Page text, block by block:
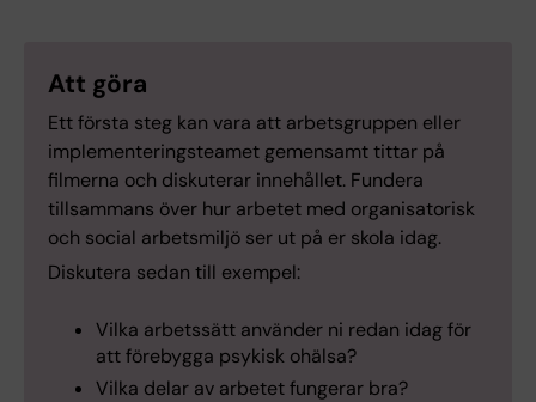
Att göra
Ett första steg kan vara att arbetsgruppen eller
implementeringsteamet gemensamt tittar på
filmerna och diskuterar innehållet. Fundera
tillsammans över hur arbetet med organisatorisk
och social arbetsmiljö ser ut på er skola idag.
Diskutera sedan till exempel:
Vilka arbetssätt använder ni redan idag för
att förebygga psykisk ohälsa?
Vilka delar av arbetet fungerar bra?